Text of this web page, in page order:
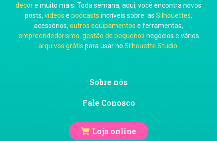
Ju Mirthes
decore muito mais. Toda semana, aqui, você encontra novos
posts, vídeos e podcasts incríveis sobre: as Silhouettes,
acessórios, outros equipamentos e ferramentas,
empreendedorismo, gestão de pequenos negócios e vários
arquivos grátis para usar no Silhouette Studio.
Sobre nós
Fale Conosco
Loja online